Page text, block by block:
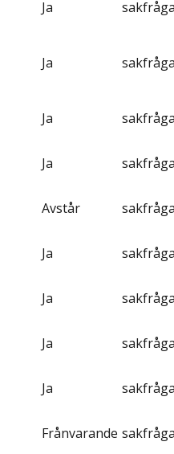
Ja
Ja
Ja
Ja
Avstår
Ja
Ja
Ja
Ja
Frånvarande